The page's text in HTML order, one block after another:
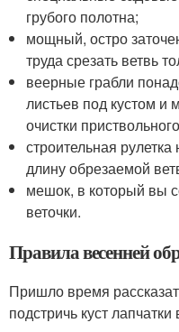
грубого полотна;
мощный, остро
труда срезать ветвь
веерные грабли
листьев под кустом и
очистки
строительная
длину обрезаемой
мешок, в который вы
веточки.
Правила весенней
Пришло время
подстричь куст лапчатки